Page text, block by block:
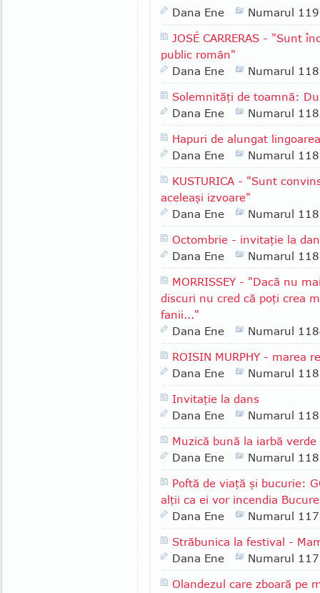
Dana Ene
Numarul
JOSÉ CARRERAS - "Sunt
public român"
Dana Ene
Numarul
Solemnităţi de toamnă:
Dana Ene
Numarul
Hapuri de alungat lingoarea
Dana Ene
Numarul
KUSTURICA - "Sunt
aceleaşi izvoare"
Dana Ene
Numarul
Octombrie - invitaţie la
Dana Ene
Numarul
MORRISSEY - "Dacă nu
discuri nu cred că poţi crea
fanii..."
Dana Ene
Numarul
ROISIN MURPHY - marea
Dana Ene
Numarul
Invitaţie la dans
Dana Ene
Numarul
Muzică bună la iarbă verde
Dana Ene
Numarul
Poftă de viaţă şi bucurie:
alţii ca ei vor incendia
Dana Ene
Numarul
Străbunica la festival -
Dana Ene
Numarul
Olandezul care zboară pe